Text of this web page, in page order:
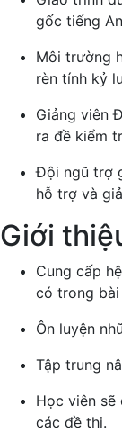
gốc tiếng
Môi trường
rèn tính kỷ
Giảng viên
ra đề kiểm
Đội ngũ trợ
hỗ trợ và
Giới
Cung cấp
có trong bài
Ôn luyện
Tập trung
Học viên
các đề thi.